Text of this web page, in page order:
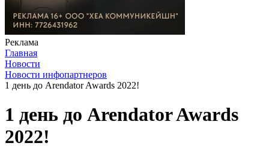
Реклама
Главная
Новости
Новости инфопартнеров
1 день до Arendator Awards 2022!
1 день до Arendator Awards
2022!